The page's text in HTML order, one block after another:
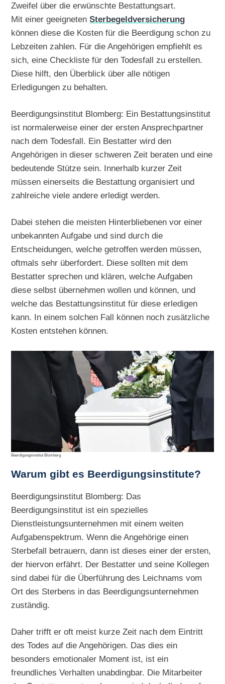
Zweifel über die erwünschte Bestattungsart.
Mit einer geeignetenSterbegeldversicherung
können diese die Kosten für die Beerdigung schon zu
Lebzeiten zahlen. Für die Angehörigen empfiehlt es
sich, eine Checkliste für den Todesfall zu erstellen.
Diese hilft, den Überblick über alle nötigen
Erledigungen zu behalten.
Beerdigungsinstitut Blomberg: Ein Bestattungsinstitut
ist normalerweise einer der ersten Ansprechpartner
nach dem Todesfall. Ein Bestatter wird den
Angehörigen in dieser schweren Zeit beraten und eine
bedeutende Stütze sein. Innerhalb kurzer Zeit
müssen einerseits die Bestattung organisiert und
zahlreiche viele andere erledigt werden.
Dabei stehen die meisten Hinterbliebenen vor einer
unbekannten Aufgabe und sind durch die
Entscheidungen, welche getroffen werden müssen,
oftmals sehr überfordert. Diese sollten mit dem
Bestatter sprechen und klären, welche Aufgaben
diese selbst übernehmen wollen und können, und
welche das Bestattungsinstitut für diese erledigen
kann. In einem solchen Fall können noch zusätzliche
Kosten entstehen können.
Beerdigungsinstitut Blomberg
Warum gibt es Beerdigungsinstitute?
Beerdigungsinstitut Blomberg: Das
Beerdigungsinstitut ist ein spezielles
Dienstleistungsunternehmen mit einem weiten
Aufgabenspektrum. Wenn die Angehörige einen
Sterbefall betrauern, dann ist dieses einer der ersten,
der hiervon erfährt. Der Bestatter und seine Kollegen
sind dabei für die Überführung des Leichnams vom
Ort des Sterbens in das Beerdigungsunternehmen
zuständig.
Daher trifft er oft meist kurze Zeit nach dem Eintritt
des Todes auf die Angehörigen. Das dies ein
besonders emotionaler Moment ist, ist ein
freundliches Verhalten unabdingbar. Die Mitarbeiter